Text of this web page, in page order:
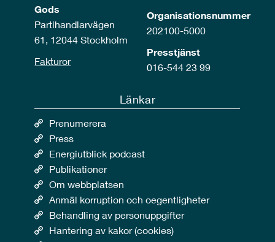
Gods
Partihandlarvägen
61, 12044 Stockholm
Fakturor
Organisationsnummer
202100-5000
Presstjänst
016-544 23 99
Länkar
Prenumerera
Press
Energiutblick podcast
Publikationer
Om webbplatsen
Anmäl korruption och oegentligheter
Behandling av personuppgifter
Hantering av kakor (cookies)